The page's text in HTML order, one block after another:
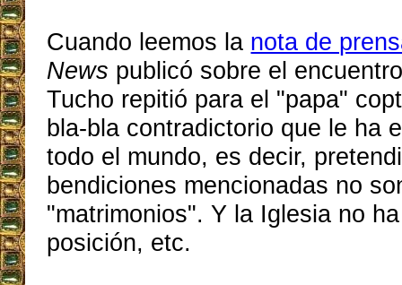
Cuando leemos la nota de
News publicó sobre el
Tucho repitió para el "papa"
bla-bla contradictorio que le ha
todo el mundo, es decir,
bendiciones mencionadas no
"matrimonios". Y la Iglesia no
posición, etc.